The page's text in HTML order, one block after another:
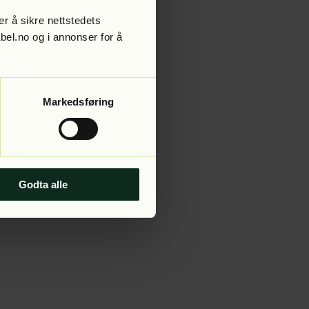
å sikre nettstedets
og i annonser for å
Markedsføring
Godta alle